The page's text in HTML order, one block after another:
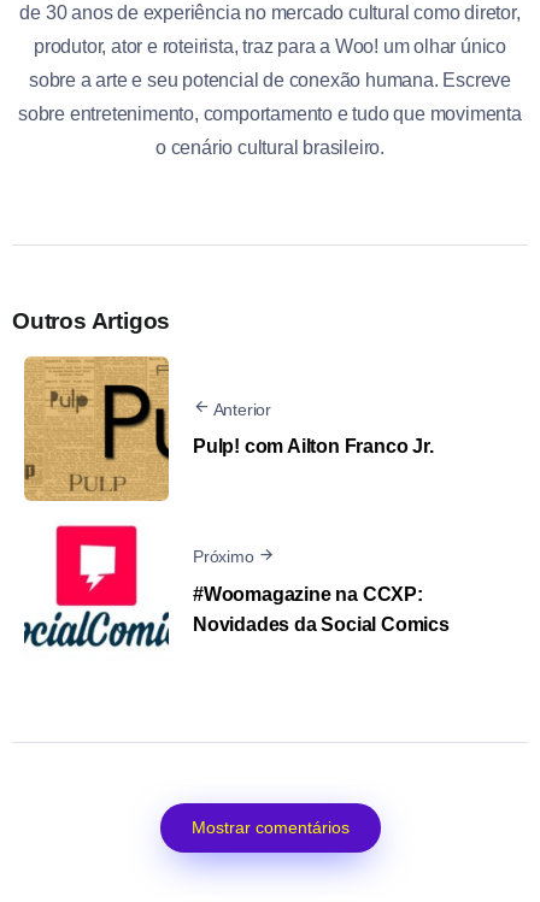
de 30 anos de experiência no mercado cultural como diretor,
produtor, ator e roteirista, traz para a Woo! um olhar único
sobre a arte e seu potencial de conexão humana. Escreve
sobre entretenimento, comportamento e tudo que movimenta
o cenário cultural brasileiro.
Outros Artigos
Anterior
Pulp! com Ailton Franco Jr.
Próximo
#Woomagazine na CCXP:
Novidades da Social Comics
Mostrar comentários